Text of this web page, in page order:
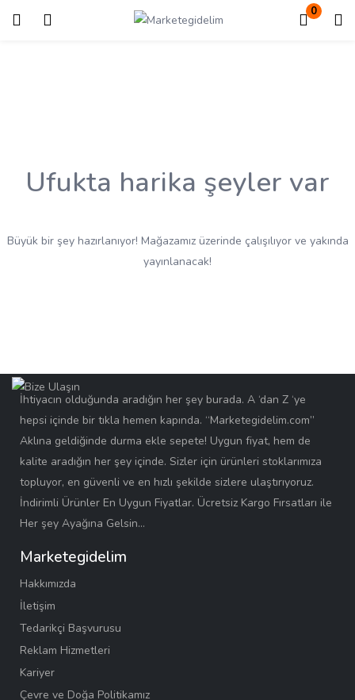
0
Giriş Kayıt ol
Ufukta harika şeyler var
Büyük bir şey hazırlanıyor! Mağazamız üzerinde çalışılıyor ve yakında
yayınlanacak!
İhtiyacın olduğunda aradığın her şey burada. A ‘dan Z ‘ye
hepsi içinde bir tıkla hemen kapında. “Marketegidelim.com”
Aklına geldiğinde durma ekle sepete! Uygun fiyat, hem de
kalite aradığın her şey içinde. Sizler için ürünleri stoklarımıza
topluyor, en güvenli ve en hızlı şekilde sizlere ulaştırıyoruz.
İndirimli Ürünler En Uygun Fiyatlar. Ücretsiz Kargo Fırsatları ile
Her şey Ayağına Gelsin…
Marketegidelim
Hakkımızda
İletişim
Tedarikçi Başvurusu
Reklam Hizmetleri
Kariyer
Çevre ve Doğa Politikamız